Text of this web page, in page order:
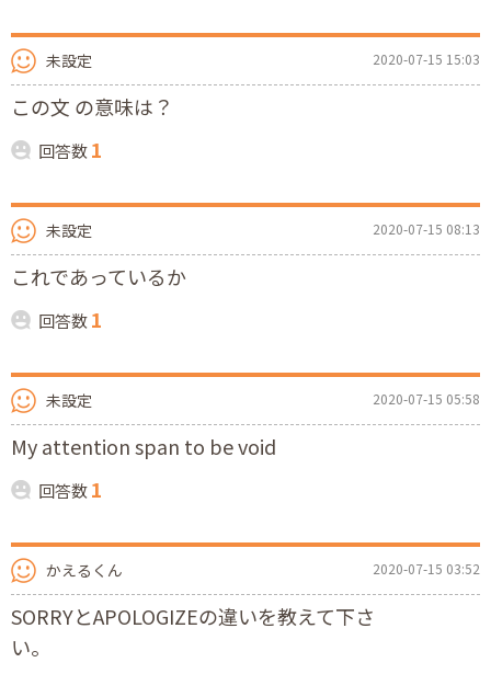
未設定 2020-07-15 15:03
この文 の意味は？
回答数1
未設定 2020-07-15 08:13
これであっているか
回答数1
未設定 2020-07-15 05:58
My attention span to be void
回答数1
かえるくん 2020-07-15 03:52
SORRYとAPOLOGIZEの違いを教えて下さ
い。